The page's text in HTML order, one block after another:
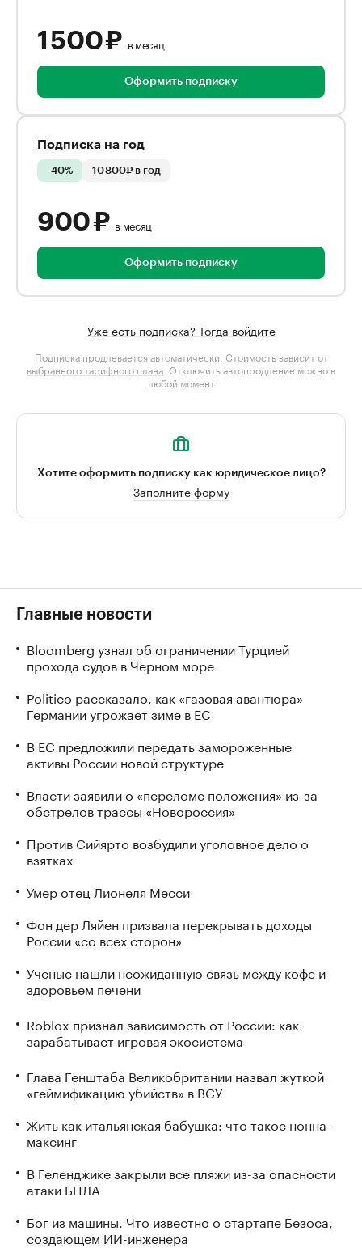
1 500 ₽ в месяц
Оформить подписку
Подписка на год
-40% 10 800₽ в год
900 ₽ в месяц
Оформить подписку
Уже есть подписка? Тогда войдите
Подписка продлевается автоматически. Стоимость зависит от
выбранного тарифного плана . Отключить автопродление можно в
любой момент
Хотите оформить подписку как юридическое лицо?
Заполните форму
Главные новости
Bloomberg узнал об ограничении Турцией
прохода судов в Черном море
Politico рассказало, как «газовая авантюра»
Германии угрожает зиме в ЕС
В ЕС предложили передать замороженные
активы России новой структуре
Власти заявили о «переломе положения» из-за
обстрелов трассы «Новороссия»
Против Сийярто возбудили уголовное дело о
взятках
Умер отец Лионеля Месси
Фон дер Ляйен призвала перекрывать доходы
России «со всех сторон»
Ученые нашли неожиданную связь между кофе и
здоровьем печени
Roblox признал зависимость от России: как
зарабатывает игровая экосистема
Глава Генштаба Великобритании назвал жуткой
«геймификацию убийств» в ВСУ
Жить как итальянская бабушка: что такое нонна-
максинг
В Геленджике закрыли все пляжи из-за опасности
атаки БПЛА
Бог из машины. Что известно о стартапе Безоса,
создающем ИИ-инженера